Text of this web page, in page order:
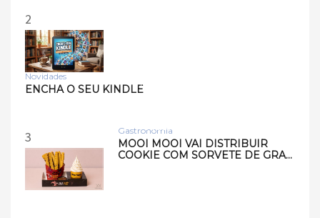
Tecnologia
Musi…
2
Novidades
ENCHA O SEU KINDLE
3 Gastronomia
MOOI MOOI VAI DISTRIBUIR
COOKIE COM SORVETE DE GRA…